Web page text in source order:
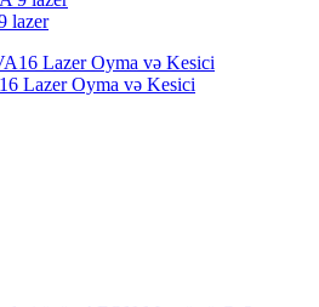
lazer
Lazer Oyma və Kesici